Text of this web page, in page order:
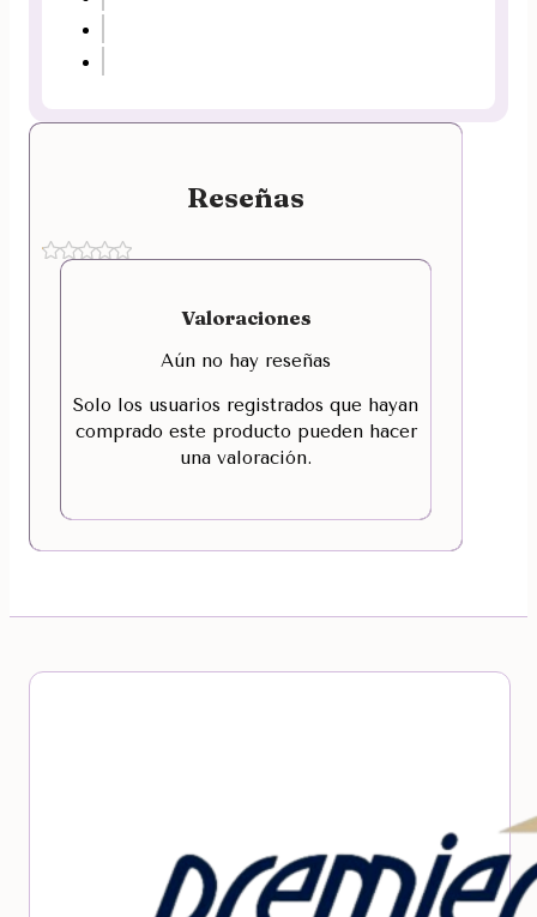
Reseñas
Valoraciones
Aún no hay reseñas
Solo los usuarios registrados que hayan
comprado este producto pueden hacer
una valoración.